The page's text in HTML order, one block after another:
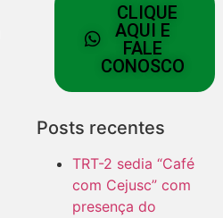
CLIQUE
AQUI E
FALE
CONOSCO
Posts recentes
TRT-2 sedia “Café
com Cejusc” com
presença do